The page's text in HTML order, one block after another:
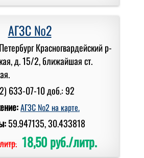
АГЗС №2
Красногвардейский р-
д. 15/2, ближайшая ст.
633-07-10 доб.: 92
АГЗС №2 на карте.
59.947135, 30.433818
18,50 руб./литр.